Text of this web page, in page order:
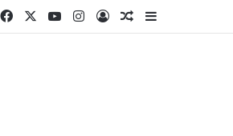
FacebookYouTubeInstagram
Kayıt OlRastgele Makale
Kenar